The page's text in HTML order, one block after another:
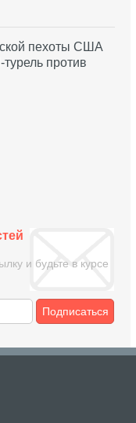
пехоты США
против
и будьте в курсе
Подписаться